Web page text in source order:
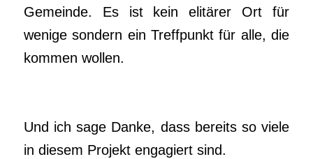
Gemeinde. Es ist kein elitärer Ort für
wenige sondern ein Treffpunkt für alle, die
kommen wollen.
Und ich sage Danke, dass bereits so viele
in diesem Projekt engagiert sind.